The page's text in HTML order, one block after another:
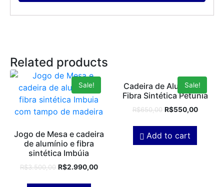
Related products
Sale!
Jogo de Mesa e cadeira
de alumínio e fibra
sintética Imbúia
R$3.500,00 R$2.990,00
Sale!
Cadeira de Alumínio e
Fibra Sintética Petunia
R$650,00 R$550,00
Add to cart